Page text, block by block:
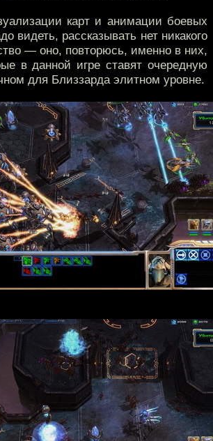
карт и анимации боевых
видеть, рассказывать нет никакого
— оно, повторюсь, именно в них,
в данной игре ставят очередную
для Близзарда элитном уровне.